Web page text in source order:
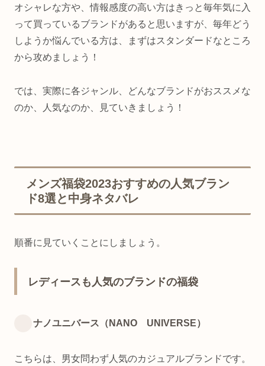
オシャレな方や、情報感度の高い方はきっと毎年気に入
って買っているブランドがあると思いますが、毎年どう
しようか悩んでいる方は、まずはスタンダードなところ
から攻めましょう！
では、実際に各ジャンル、どんなブランドがおススメな
のか、人気なのか、見ていきましょう！
メンズ福袋2023おすすめの人気ブラン
ド8選と中身ネタバレ
順番に見ていくことにしましょう。
レディースも人気のブランドの福袋
ナノユニバース（NANO UNIVERSE）
こちらは、男女問わず人気のカジュアルブランドです。